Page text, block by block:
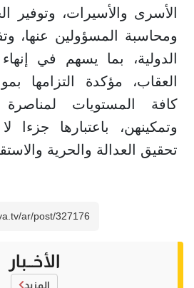
الأسرى والأسيرات، وتوفير
ومحاسبة المسؤولين عنها،
الدولية، بما يسهم في
العقاب، مؤكدة التزامها
كافة المستويات
وتمكينهن، باعتبارها جزءا
تحقيق العدالة والحرية
الأخــبار
المزيد